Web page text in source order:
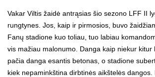
Vakar Viltis žaidė antrąsias šio sezono LFF II
rungtynes. Jos, kaip ir pirmosios, buvo
Fanų stadione kuo toliau, tuo labiau
vis mažiau malonumo. Danga kaip niekur kitur
pačia danga esantis betonas, o stadione
kiek nepaminkština dirbtinės aikštelės dangos.